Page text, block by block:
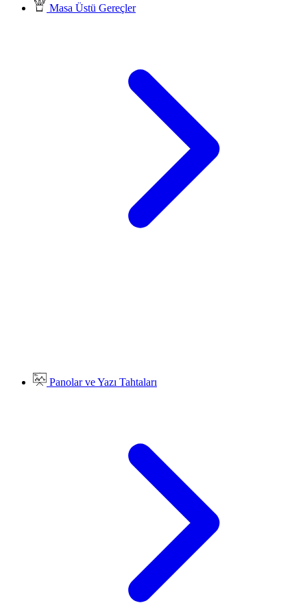
Masa Üstü Gereçler
Panolar ve Yazı Tahtaları